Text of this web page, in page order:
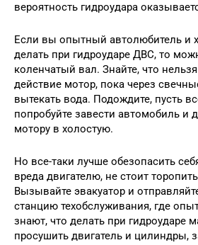
вероятность гидроудара
Если вы опытный автолюбитель и
делать при гидроударе ДВС, то
коленчатый вал. Знайте, что
действие мотор, пока через
вытекать вода. Подождите, пусть
попробуйте завести автомобиль и
мотору в холостую.
Но все-таки лучше обезопасить
вреда двигателю, не стоит
Вызывайте эвакуатор и
станцию техобслуживания, где
знают, что делать при гидроударе
просушить двигатель и цилиндры,